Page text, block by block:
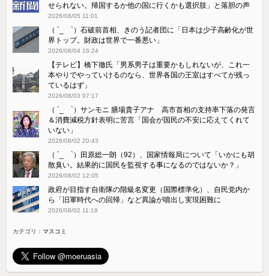
せられない。帰国するか他の国に行くかも選択肢」と落胆の声
2026/08/05 11:01
（ ´_ゝ`）石破前首相、きのう記者団に「日本は少子高齢化が世
界トップ。財政は世界で一番悪い」
2026/08/04 16:24
【テレビ】橋下徹氏「男系男子は重要かもしれないが、これ一
本やりでやっていけるのなら、世界各国の王室はすべてが残っ
ているはず」
2026/08/03 07:17
（ ´_ゝ`）サンモニ 膳場貴子アナ 高市首相の支持率下落の発言
＆消費減税方針表明に苦言「国会が国民の不安に応えてくれて
いない」
2026/08/02 20:43
（ ´_ゝ`）田原総一朗（92）、国家情報局について「いかにも胡
散臭い。結果的に国民を監視する事になるのではないか？」
2026/08/02 12:05
政府が目指す自衛隊の階級名変更（国際標準化）、自民党内か
ら「旧軍時代への回帰」など異論が噴出し実現困難に
2026/08/02 11:19
カテゴリ：マスコミ